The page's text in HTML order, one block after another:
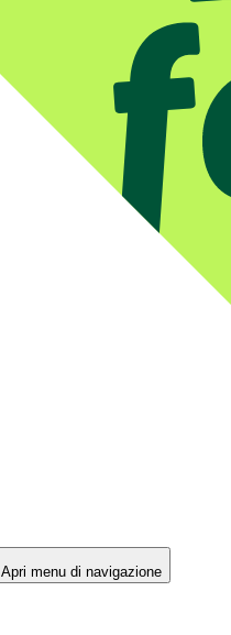
Apri menu di navigazione